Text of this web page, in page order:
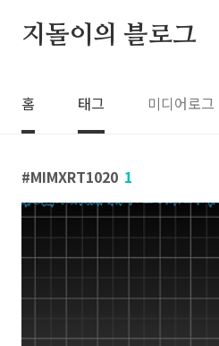
지돌이의 블로그
홈 태그 미디어로그
MIMXRT1020 1